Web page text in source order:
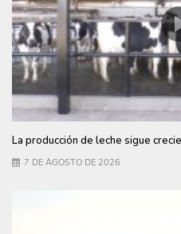
La producción de leche sigue
7 DE AGOSTO DE 2026